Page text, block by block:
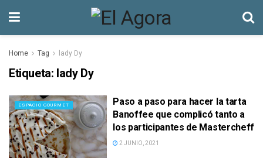
Home Tag lady Dy
Etiqueta: lady Dy
ESPACIO GOURMET
Paso a paso para hacer la tarta
Banoffee que complicó tanto a
los participantes de Mastercheff
2 JUNIO, 2021